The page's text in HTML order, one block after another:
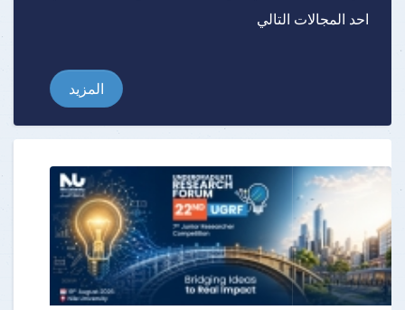
احد المجالات التالي
المزيد